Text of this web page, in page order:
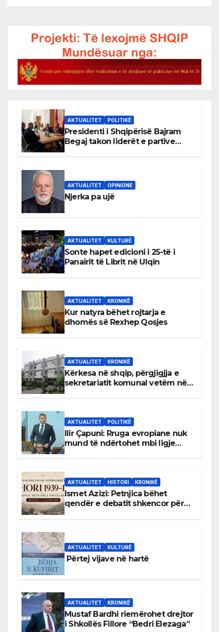
AKTUALITET POLITIKË
Presidenti i Shqipërisë Bajram
Begaj takon liderët e partive
AKTUALITET OPINIONE
Njerka pa ujë
AKTUALITET KULTURË
Sonte hapet edicioni i 25-të i
Panairit të Librit në Ulqin
AKTUALITET KRONIKË
Kur natyra bëhet rojtarja e
dhomës së Rexhep Qosjes
AKTUALITET KRONIKË
Kërkesa në shqip, përgjigjja e
sekretariatit komunal vetëm në
AKTUALITET POLITIKË
Ilir Çapuni: Rruga evropiane nuk
mund të ndërtohet mbi ligje
AKTUALITET HISTORI KRONIKË
Ismet Azizi: Petnjica bëhet
qendër e debatit shkencor për
AKTUALITET KULTURË
Përtej vijave në hartë
AKTUALITET KRONIKË
Mustaf Bardhi riemërohet drejtor
i Shkollës Fillore “Bedri Elezaga”